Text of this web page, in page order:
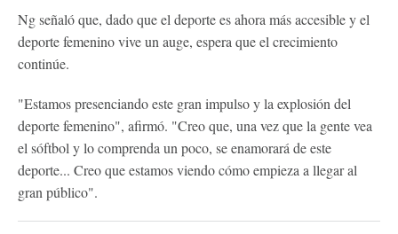
Ng señaló que, dado que el deporte es ahora más accesible y el
deporte femenino vive un auge, espera que el crecimiento
continúe.
"Estamos presenciando este gran impulso y la explosión del
deporte femenino", afirmó. "Creo que, una vez que la gente vea
el sóftbol y lo comprenda un poco, se enamorará de este
deporte... Creo que estamos viendo cómo empieza a llegar al
gran público".